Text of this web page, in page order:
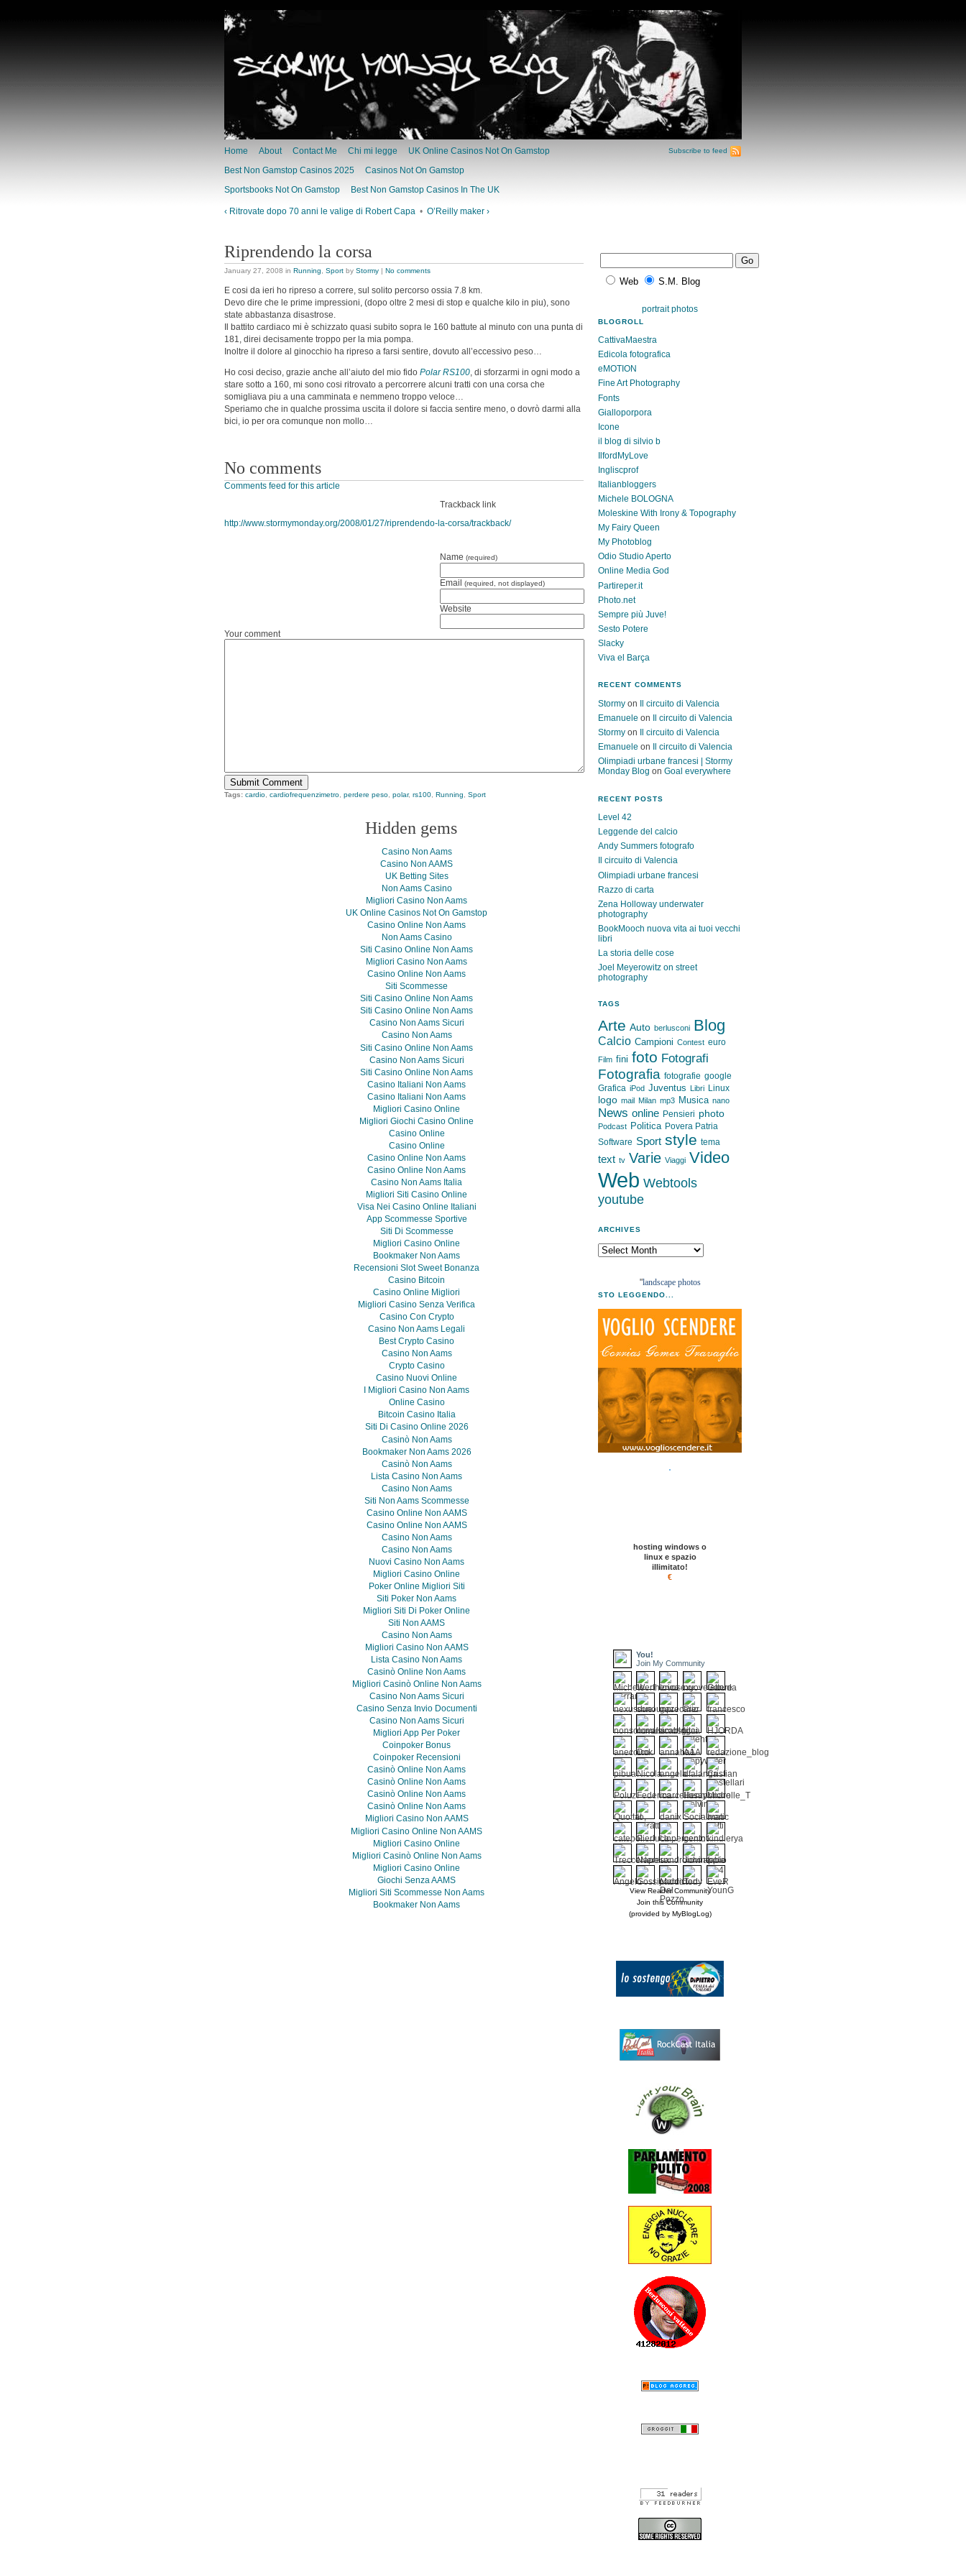
Home About Contact Me Chi mi legge
UK Online Casinos Not On Gamstop
Best Non Gamstop Casinos 2025
Casinos Not On Gamstop
Sportsbooks Not On Gamstop
Best Non Gamstop Casinos In The UK
Subscribe to feed
‹ Ritrovate dopo 70 anni le valige di Robert Capa • O’Reilly maker ›
Riprendendo la corsa
January 27, 2008 in Running Sport by Stormy | No comments
E cosi da ieri ho ripreso a correre, sul solito percorso ossia 7.8 km.
Devo dire che le prime impressioni, (dopo oltre 2 mesi di stop e qualche kilo in piu), sono
state abbastanza disastrose.
Il battito cardiaco mi è schizzato quasi subito sopra le 160 battute al minuto con una punta di
181, direi decisamente troppo per la mia pompa.
Inoltre il dolore al ginocchio ha ripreso a farsi sentire, dovuto all’eccessivo peso…
Ho cosi deciso, grazie anche all’aiuto del mio fido Polar RS100, di sforzarmi in ogni modo a
stare sotto a 160, mi sono cosi ritrovato a percorrere alcuni tratti con una corsa che
somigliava piu a una camminata e nemmeno troppo veloce…
Speriamo che in qualche prossima uscita il dolore si faccia sentire meno, o dovrò darmi alla
bici, io per ora comunque non mollo…
No comments
Comments feed for this article
Trackback link
http://www.stormymonday.org/2008/01/27/riprendendo-la-corsa/trackback/
Name (required)
Email (required, not displayed)
Website
Your comment
Tags: cardio cardiofrequenzimetro perdere peso polar, rs100 Running Sport
Web S.M. Blog
portrait photos
BLOGROLL
CattivaMaestra
Edicola fotografica
eMOTION
Fine Art Photography
Fonts
Gialloporpora
Icone
il blog di silvio b
IlfordMyLove
Ingliscprof
Italianbloggers
Michele BOLOGNA
Moleskine With Irony & Topography
My Fairy Queen
My Photoblog
Odio Studio Aperto
Online Media God
Partireper.it
Photo.net
Sempre più Juve!
Sesto Potere
Slacky
Viva el Barça
RECENT COMMENTS
Stormy on
Il circuito di Valencia
Emanuele on
Il circuito di Valencia
Stormy on
Il circuito di Valencia
Emanuele on
Il circuito di Valencia
Olimpiadi urbane francesi | Stormy
Monday Blog on Goal everywhere
RECENT POSTS
Level 42
Leggende del calcio
Andy Summers fotografo
Il circuito di Valencia
Olimpiadi urbane francesi
Razzo di carta
Zena Holloway underwater
photography
BookMooch nuova vita ai tuoi vecchi
libri
La storia delle cose
Joel Meyerowitz on street
photography
TAGS
Arte Auto berlusconi Blog
Calcio Campioni Contest euro
Film fini foto Fotografi
Fotografia fotografie google
Grafica iPod Juventus Libri Linux
logo mail Milan mp3 Musica nano
News online Pensieri photo
Podcast Politica Povera Patria
Software Sport style tema
text tv Varie Viaggi Video
Web Webtools
youtube
ARCHIVES
"landscape photos
STO LEGGENDO...
hosting windows o
linux e spazio
illimitato!
€
You!
Join My Community
View Reader Community
Join this Community
(provided by MyBlogLog)
Hidden gems
Casino Non Aams
Casino Non AAMS
UK Betting Sites
Non Aams Casino
Migliori Casino Non Aams
UK Online Casinos Not On Gamstop
Casino Online Non Aams
Non Aams Casino
Siti Casino Online Non Aams
Migliori Casino Non Aams
Casino Online Non Aams
Siti Scommesse
Siti Casino Online Non Aams
Siti Casino Online Non Aams
Casino Non Aams Sicuri
Casino Non Aams
Siti Casino Online Non Aams
Casino Non Aams Sicuri
Siti Casino Online Non Aams
Casino Italiani Non Aams
Casino Italiani Non Aams
Migliori Casino Online
Migliori Giochi Casino Online
Casino Online
Casino Online
Casino Online Non Aams
Casino Online Non Aams
Casino Non Aams Italia
Migliori Siti Casino Online
Visa Nei Casino Online Italiani
App Scommesse Sportive
Siti Di Scommesse
Migliori Casino Online
Bookmaker Non Aams
Recensioni Slot Sweet Bonanza
Casino Bitcoin
Casino Online Migliori
Migliori Casino Senza Verifica
Casino Con Crypto
Casino Non Aams Legali
Best Crypto Casino
Casino Non Aams
Crypto Casino
Casino Nuovi Online
I Migliori Casino Non Aams
Online Casino
Bitcoin Casino Italia
Siti Di Casino Online 2026
Casinò Non Aams
Bookmaker Non Aams 2026
Casinò Non Aams
Lista Casino Non Aams
Casino Non Aams
Siti Non Aams Scommesse
Casino Online Non AAMS
Casino Online Non AAMS
Casino Non Aams
Casino Non Aams
Nuovi Casino Non Aams
Migliori Casino Online
Poker Online Migliori Siti
Siti Poker Non Aams
Migliori Siti Di Poker Online
Siti Non AAMS
Casino Non Aams
Migliori Casino Non AAMS
Lista Casino Non Aams
Casinò Online Non Aams
Migliori Casinò Online Non Aams
Casino Non Aams Sicuri
Casino Senza Invio Documenti
Casino Non Aams Sicuri
Migliori App Per Poker
Coinpoker Bonus
Coinpoker Recensioni
Casinò Online Non Aams
Casinò Online Non Aams
Casinò Online Non Aams
Casinò Online Non Aams
Migliori Casino Non AAMS
Migliori Casino Online Non AAMS
Migliori Casino Online
Migliori Casinò Online Non Aams
Migliori Casino Online
Giochi Senza AAMS
Migliori Siti Scommesse Non Aams
Bookmaker Non Aams